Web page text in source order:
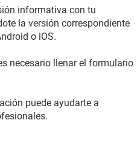
informativa con tu
la versión correspondiente
o iOS.
necesario llenar el formulario
puede ayudarte a